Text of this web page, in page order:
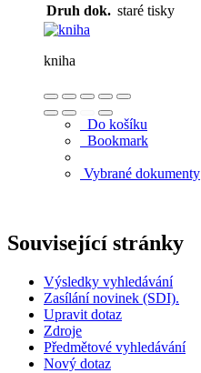
Druh dok. staré tisky
kniha
Do košíku
Bookmark
Vybrané dokumenty
Související stránky
Výsledky vyhledávání
Zasílání novinek (SDI).
Upravit dotaz
Zdroje
Předmětové vyhledávání
Nový dotaz